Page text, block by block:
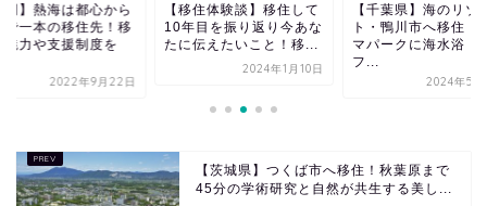
岡】熱海は都心から
で一本の移住先！移
魅力や支援制度を
2022年9月22日
【移住体験談】移住して
10年目を振り返り今あな
たに伝えたいこと！移...
2024年1月10日
【千葉県】海のリゾ
ト・鴨川市へ移住！
マパークに海水浴・
フ...
2024年5
【茨城県】つくば市へ移住！秋葉原まで
45分の学術研究と自然が共生する美し...